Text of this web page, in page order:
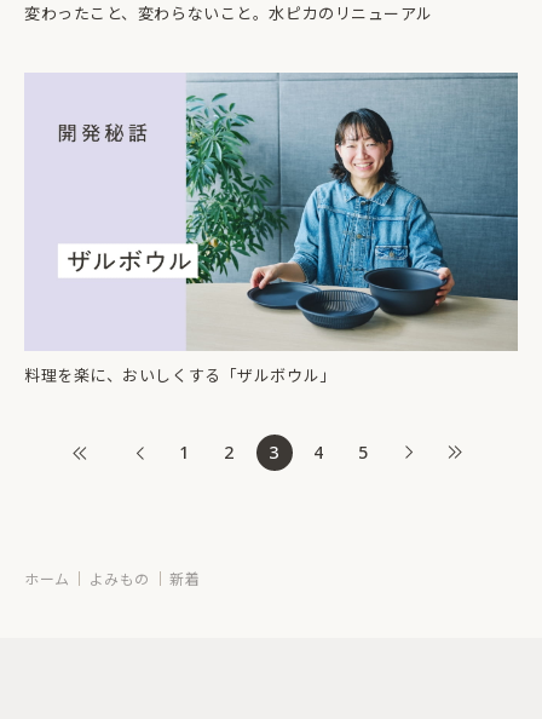
変わったこと、変わらないこと。水ピカのリニューアル
料理を楽に、おいしくする「ザルボウル」
1 2 3 4 5
ホーム よみもの 新着